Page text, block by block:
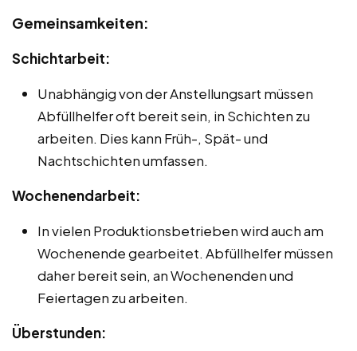
Gemeinsamkeiten:
Schichtarbeit:
Unabhängig von der Anstellungsart müssen
Abfüllhelfer oft bereit sein, in Schichten zu
arbeiten. Dies kann Früh-, Spät- und
Nachtschichten umfassen.
Wochenendarbeit:
In vielen Produktionsbetrieben wird auch am
Wochenende gearbeitet. Abfüllhelfer müssen
daher bereit sein, an Wochenenden und
Feiertagen zu arbeiten.
Überstunden: